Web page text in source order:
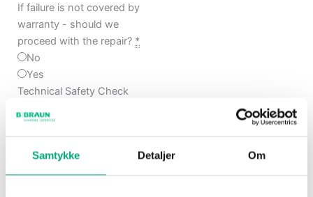
Samtykke Detaljer Om
If failure is not covered by
warranty - should we
proceed with the repair? *
No
Yes
Technical Safety Check
No
If more than TSC is required
- should we proceed with